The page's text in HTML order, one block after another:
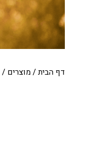
דף הבית/מוצרים /